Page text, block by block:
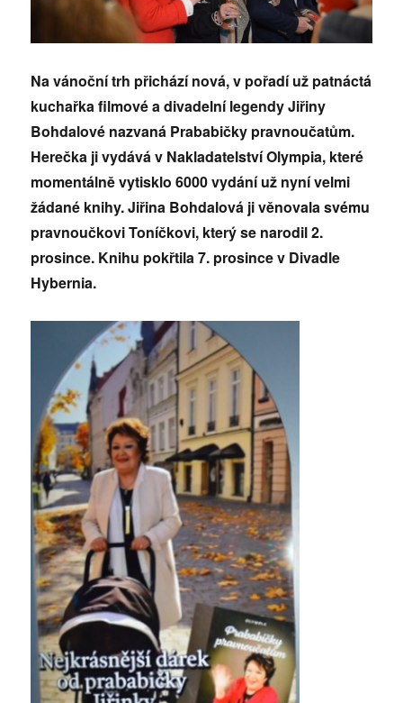
Na vánoční trh přichází nová, v pořadí už patnáctá
kuchařka filmové a divadelní legendy Jiřiny
Bohdalové nazvaná Prababičky pravnoučatům.
Herečka ji vydává v Nakladatelství Olympia, které
momentálně vytisklo 6000 vydání už nyní velmi
žádané knihy. Jiřina Bohdalová ji věnovala svému
pravnoučkovi Toníčkovi, který se narodil 2.
prosince. Knihu pokřtila 7. prosince v Divadle
Hybernia.